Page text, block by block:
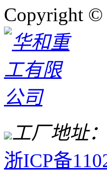
Copyright ©
工厂地址
浙ICP备